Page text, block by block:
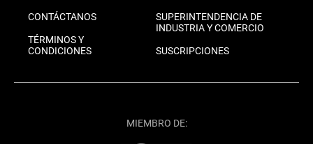
CONTÁCTANOS
TÉRMINOS Y
CONDICIONES
SUPERINTENDENCIA DE
INDUSTRIA Y COMERCIO
SUSCRIPCIONES
MIEMBRO DE: